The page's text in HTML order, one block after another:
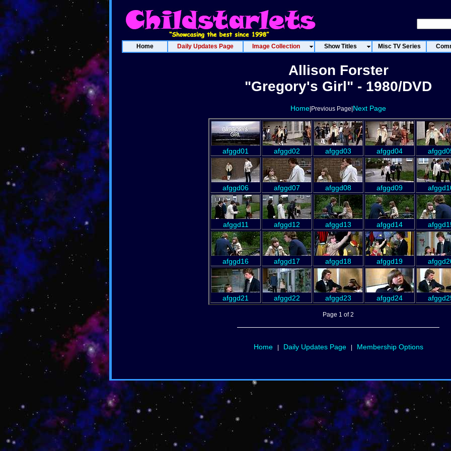
Home Daily Updates Page Image Collection Show Titles Misc TV Series
Allison Forster
"Gregory's Girl" - 1980/DVD
Home|Previous Page|Next Page
afggd01 afggd02 afggd03 afggd04
afggd06 afggd07 afggd08 afggd09
afggd11 afggd12 afggd13 afggd14
afggd16 afggd17 afggd18 afggd19
afggd21 afggd22 afggd23 afggd24
Page 1 of 2
Home| Daily Updates Page| Membership Options